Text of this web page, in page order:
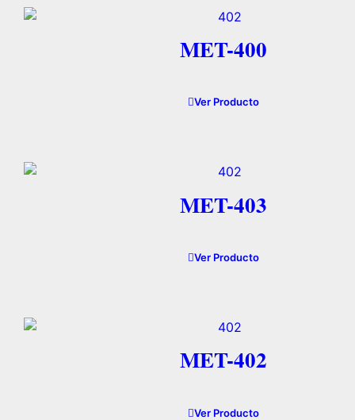
MET-400
Ver Producto
MET-403
Ver Producto
MET-402
Ver Producto